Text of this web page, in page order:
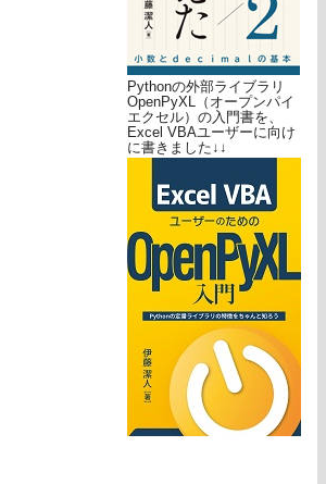
Pythonの外部ライブラリ
OpenPyXL（オープンパイ
エクセル）の入門書を、
Excel VBAユーザーに向け
に書きました↓↓